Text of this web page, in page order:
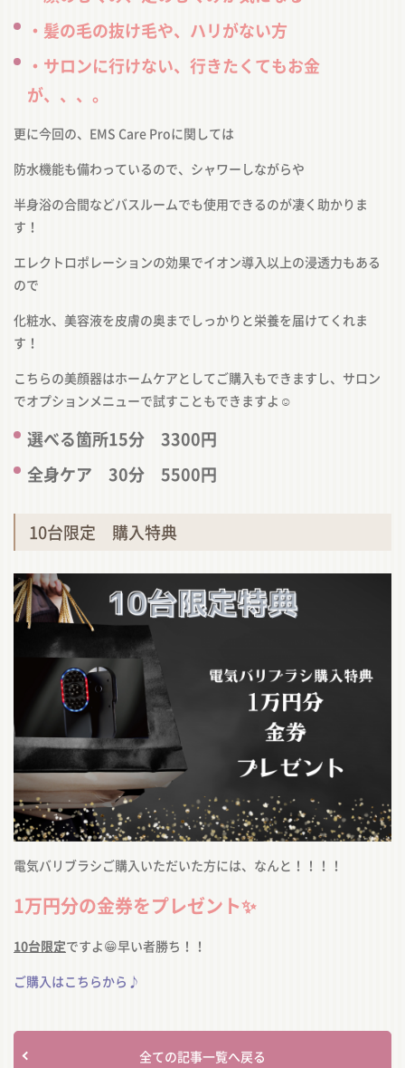
・髪の毛の抜け毛や、ハリがない方
・サロンに行けない、行きたくてもお金
が、、、。
更に今回の、EMS Care Proに関しては
防水機能も備わっているので、シャワーしながらや
半身浴の合間などバスルームでも使用できるのが凄く助かりま
す！
エレクトロポレーションの効果でイオン導入以上の浸透力もある
ので
化粧水、美容液を皮膚の奥までしっかりと栄養を届けてくれま
す！
こちらの美顔器はホームケアとしてご購入もできますし、サロン
でオプションメニューで試すこともできますよ☺️
選べる箇所15分 3300円
全身ケア 30分 5500円
10台限定 購入特典
電気バリブラシご購入いただいた方には、なんと！！！！
1万円分の金券をプレゼント✨
10台限定ですよ😁早い者勝ち！！
ご購入はこちらから♪
全ての記事一覧へ戻る